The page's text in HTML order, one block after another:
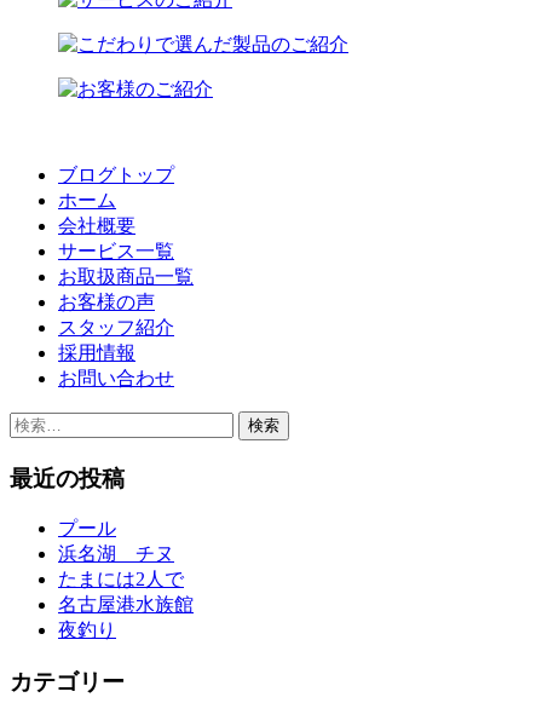
ブログトップ
ホーム
会社概要
サービス一覧
お取扱商品一覧
お客様の声
スタッフ紹介
採用情報
お問い合わせ
検
最近の投稿
プール
浜名湖 チヌ
たまには2人で
名古屋港水族館
夜釣り
カテゴリー